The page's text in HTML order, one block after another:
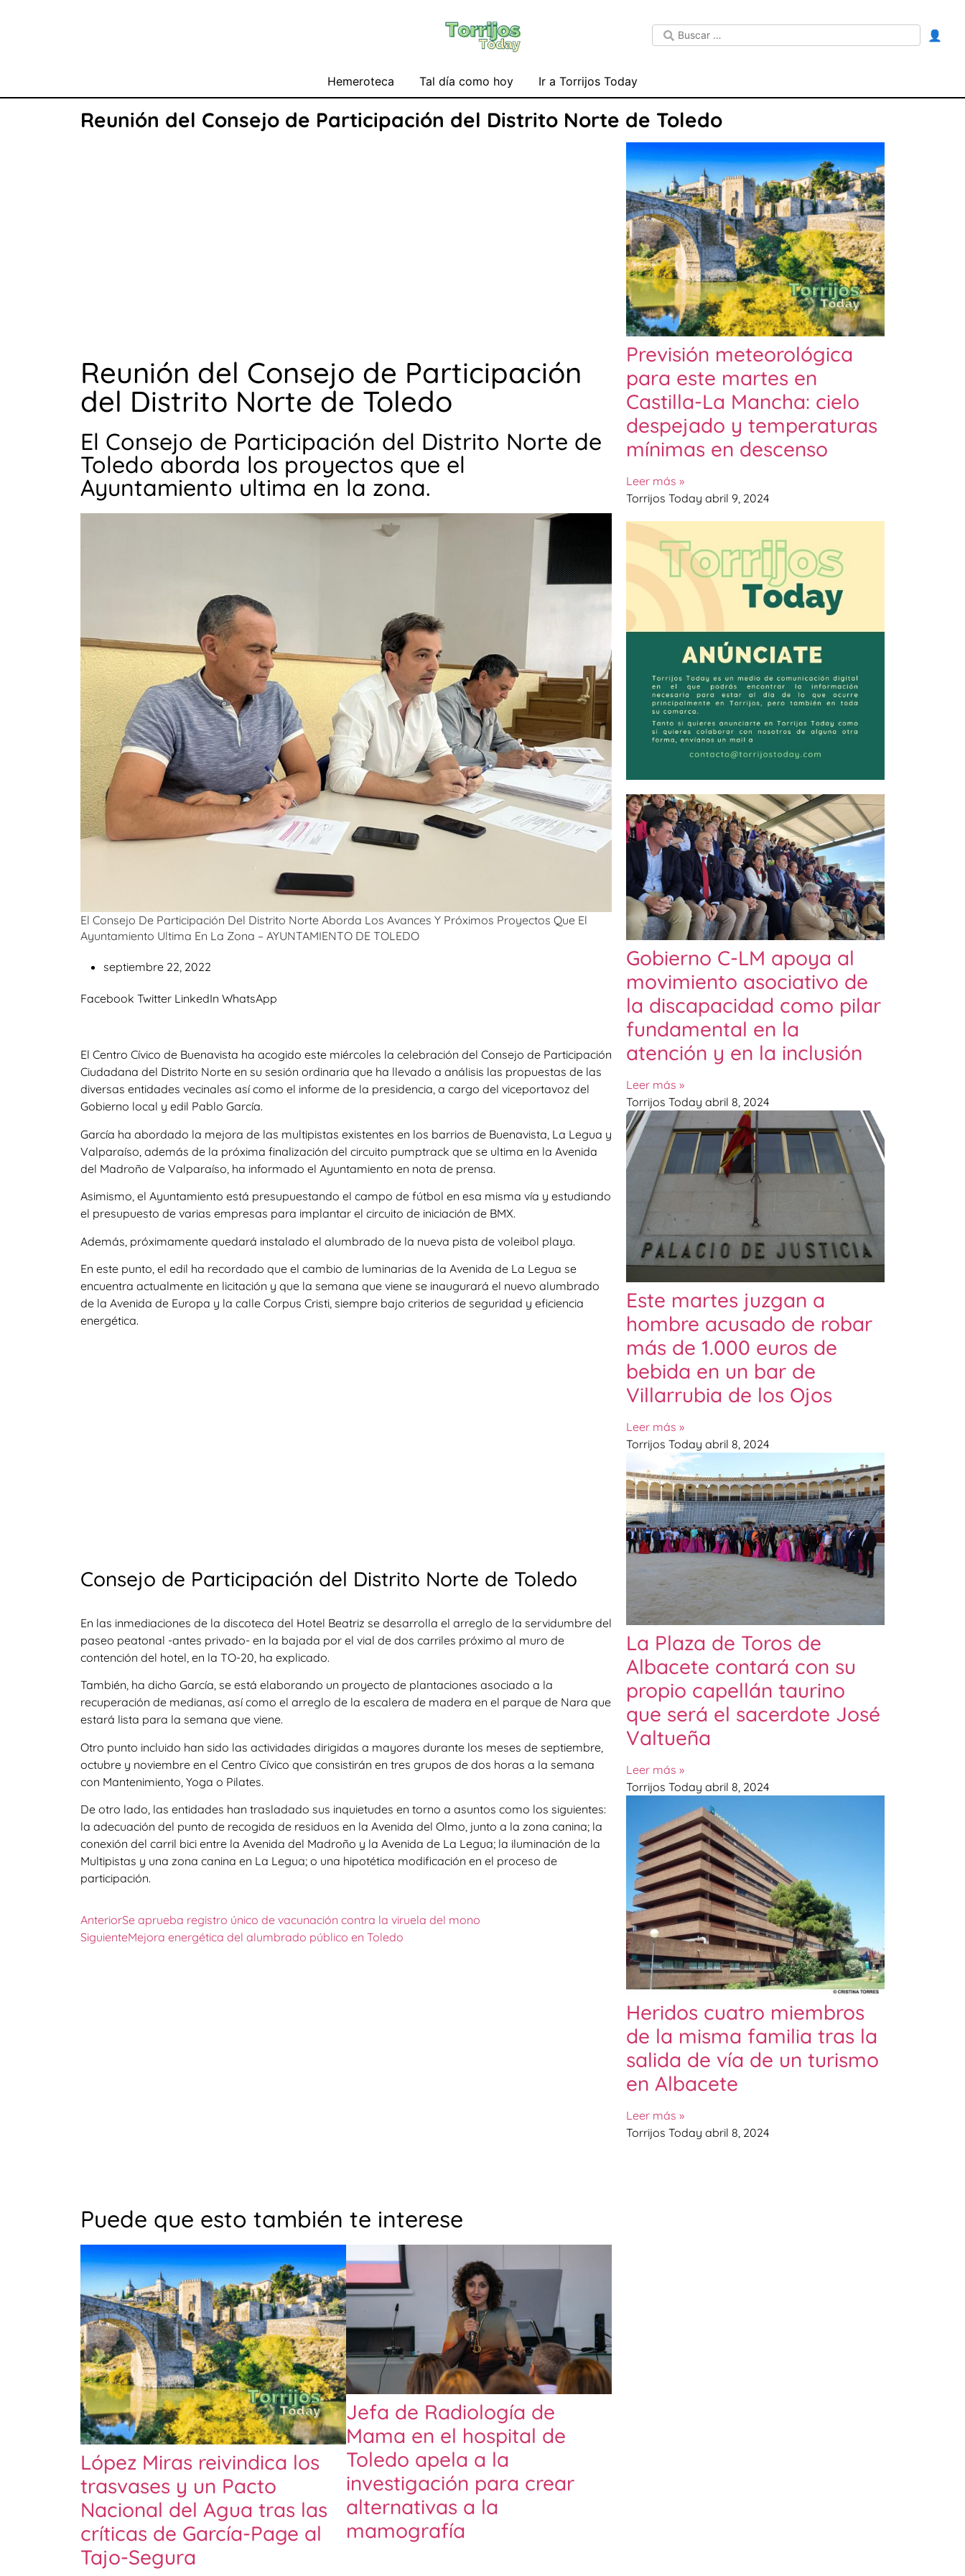
👤
Hemeroteca Tal día como hoy Ir a Torrijos Today
Reunión del Consejo de Participación del Distrito Norte de Toledo
Reunión del Consejo de Participación
del Distrito Norte de Toledo
El Consejo de Participación del Distrito Norte de
Toledo aborda los proyectos que el
Ayuntamiento ultima en la zona.
El Consejo De Participación Del Distrito Norte Aborda Los Avances Y Próximos Proyectos Que El
Ayuntamiento Ultima En La Zona – AYUNTAMIENTO DE TOLEDO
septiembre 22, 2022
Facebook Twitter LinkedIn WhatsApp
El Centro Cívico de Buenavista ha acogido este miércoles la celebración del Consejo de Participación
Ciudadana del Distrito Norte en su sesión ordinaria que ha llevado a análisis las propuestas de las
diversas entidades vecinales así como el informe de la presidencia, a cargo del viceportavoz del
Gobierno local y edil Pablo García.
García ha abordado la mejora de las multipistas existentes en los barrios de Buenavista, La Legua y
Valparaíso, además de la próxima finalización del circuito pumptrack que se ultima en la Avenida
del Madroño de Valparaíso, ha informado el Ayuntamiento en nota de prensa.
Asimismo, el Ayuntamiento está presupuestando el campo de fútbol en esa misma vía y estudiando
el presupuesto de varias empresas para implantar el circuito de iniciación de BMX.
Además, próximamente quedará instalado el alumbrado de la nueva pista de voleibol playa.
En este punto, el edil ha recordado que el cambio de luminarias de la Avenida de La Legua se
encuentra actualmente en licitación y que la semana que viene se inaugurará el nuevo alumbrado
de la Avenida de Europa y la calle Corpus Cristi, siempre bajo criterios de seguridad y eficiencia
energética.
Consejo de Participación del Distrito Norte de Toledo
En las inmediaciones de la discoteca del Hotel Beatriz se desarrolla el arreglo de la servidumbre del
paseo peatonal -antes privado- en la bajada por el vial de dos carriles próximo al muro de
contención del hotel, en la TO-20, ha explicado.
También, ha dicho García, se está elaborando un proyecto de plantaciones asociado a la
recuperación de medianas, así como el arreglo de la escalera de madera en el parque de Nara que
estará lista para la semana que viene.
Otro punto incluido han sido las actividades dirigidas a mayores durante los meses de septiembre,
octubre y noviembre en el Centro Cívico que consistirán en tres grupos de dos horas a la semana
con Mantenimiento, Yoga o Pilates.
De otro lado, las entidades han trasladado sus inquietudes en torno a asuntos como los siguientes:
la adecuación del punto de recogida de residuos en la Avenida del Olmo, junto a la zona canina; la
conexión del carril bici entre la Avenida del Madroño y la Avenida de La Legua; la iluminación de la
Multipistas y una zona canina en La Legua; o una hipotética modificación en el proceso de
participación.
AnteriorSe aprueba registro único de vacunación contra la viruela del mono
SiguienteMejora energética del alumbrado público en Toledo
Puede que esto también te interese
López Miras reivindica los
trasvases y un Pacto
Nacional del Agua tras las
críticas de García-Page al
Tajo-Segura
Jefa de Radiología de
Mama en el hospital de
Toledo apela a la
investigación para crear
alternativas a la
mamografía
Previsión meteorológica
para este martes en
Castilla-La Mancha: cielo
despejado y temperaturas
mínimas en descenso
Leer más »
Torrijos Today abril 9, 2024
Gobierno C-LM apoya al
movimiento asociativo de
la discapacidad como pilar
fundamental en la
atención y en la inclusión
Leer más »
Torrijos Today abril 8, 2024
Este martes juzgan a
hombre acusado de robar
más de 1.000 euros de
bebida en un bar de
Villarrubia de los Ojos
Leer más »
Torrijos Today abril 8, 2024
La Plaza de Toros de
Albacete contará con su
propio capellán taurino
que será el sacerdote José
Valtueña
Leer más »
Torrijos Today abril 8, 2024
Heridos cuatro miembros
de la misma familia tras la
salida de vía de un turismo
en Albacete
Leer más »
Torrijos Today abril 8, 2024